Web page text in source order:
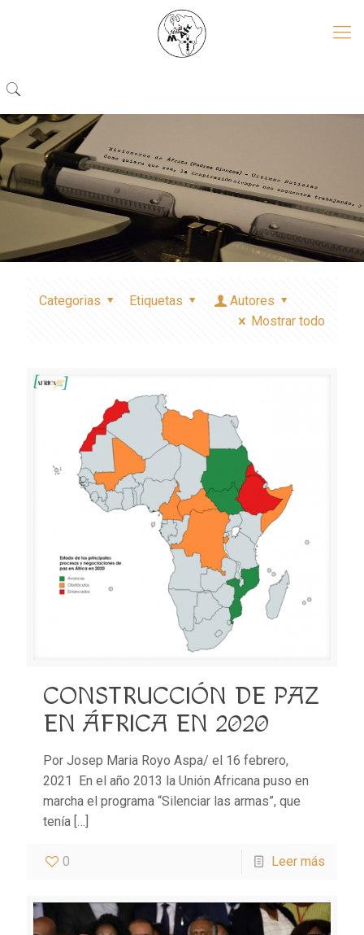
Categorias Etiquetas
Autores
Mostrar todo
CONSTRUCCIÓN DE PAZ
EN ÁFRICA EN 2020
Por Josep Maria Royo Aspa/ el 16 febrero,
2021 En el año 2013 la Unión Africana puso en
marcha el programa “Silenciar las armas”, que
tenía […]
0 Leer más